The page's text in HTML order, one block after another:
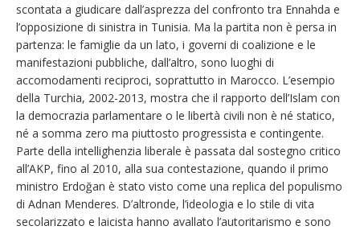
scontata a giudicare dall’asprezza del confronto tra Ennahda e
l’opposizione di sinistra in Tunisia. Ma la partita non è persa in
partenza: le famiglie da un lato, i governi di coalizione e le
manifestazioni pubbliche, dall’altro, sono luoghi di
accomodamenti reciproci, soprattutto in Marocco. L’esempio
della Turchia, 2002-2013, mostra che il rapporto dell’Islam con
la democrazia parlamentare o le libertà civili non è né statico,
né a somma zero ma piuttosto progressista e contingente.
Parte della intellighenzia liberale è passata dal sostegno critico
all’AKP, fino al 2010, alla sua contestazione, quando il primo
ministro Erdoğan è stato visto come una replica del populismo
di Adnan Menderes. D’altronde, l’ideologia e lo stile di vita
secolarizzato e laicista hanno avallato l’autoritarismo e sono